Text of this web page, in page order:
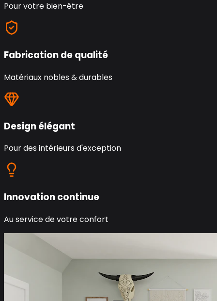
Pour votre bien-être
Fabrication de qualité
Matériaux nobles & durables
Design élégant
Pour des intérieurs d'exception
Innovation continue
Au service de votre confort